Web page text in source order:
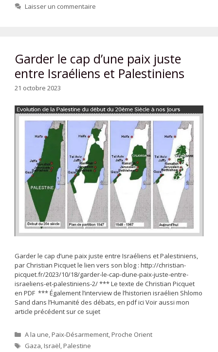
Laisser un commentaire
Garder le cap d’une paix juste
entre Israéliens et Palestiniens
21 octobre 2023
Garder le cap d’une paix juste entre Israéliens et Palestiniens,
par Christian Picquet le lien vers son blog : http://christian-
picquet.fr/2023/10/18/garder-le-cap-dune-paix-juste-entre-
israeliens-et-palestiniens-2/ *** Le texte de Christian Picquet
en PDF *** Également l’interview de l’historien israélien Shlomo
Sand dans l’Humanité des débats, en pdf ici Voir aussi mon
article précédent sur ce sujet
Catégories
A la une,Paix-Désarmement,Proche Orient
Étiquettes
Gaza,Israël,Palestine